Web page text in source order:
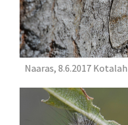
Naaras, 8.6.2017